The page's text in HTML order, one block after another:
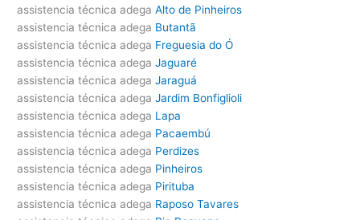
assistencia técnica adega Alto de Pinheiros
assistencia técnica adega Butantã
assistencia técnica adega Freguesia do Ó
assistencia técnica adega Jaguaré
assistencia técnica adega Jaraguá
assistencia técnica adega Jardim Bonfiglioli
assistencia técnica adega Lapa
assistencia técnica adega Pacaembú
assistencia técnica adega Perdizes
assistencia técnica adega Pinheiros
assistencia técnica adega Pirituba
assistencia técnica adega Raposo Tavares